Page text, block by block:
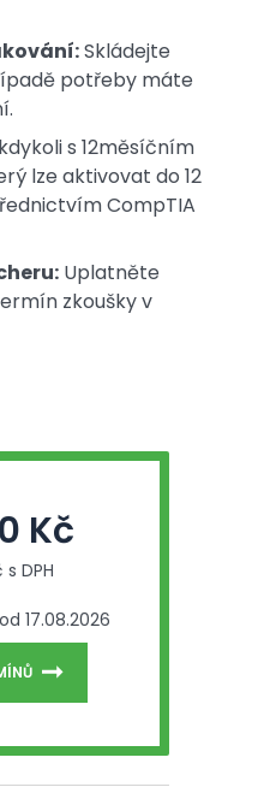
Skládejte
potřeby máte
s 12měsíčním
lze aktivovat do 12
CompTIA
Uplatněte
zkoušky v
Kč
s DPH
17.08.2026